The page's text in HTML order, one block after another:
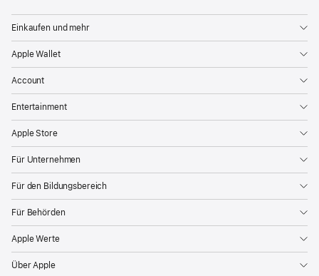
Einkaufen und mehr
Apple Wallet
Account
Entertainment
Apple Store
Für Unternehmen
Für den Bildungsbereich
Für Behörden
Apple Werte
Über Apple